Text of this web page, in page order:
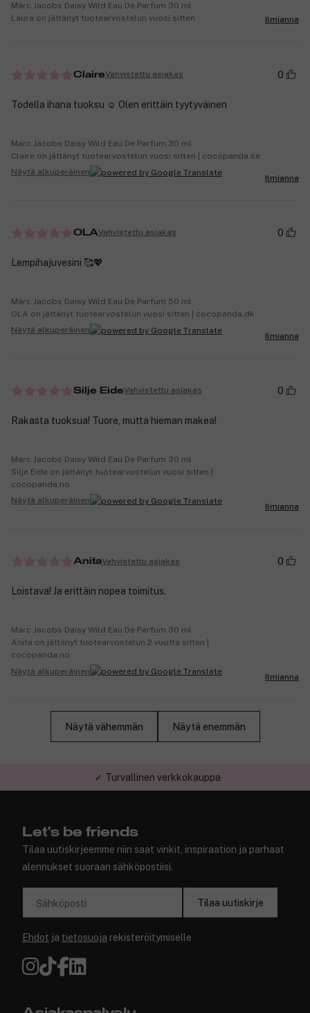
Marc Jacobs Daisy Wild Eau De Parfum 30 ml
Laura on jättänyt tuotearvostelun vuosi sitten
Ilmianna
ClaireVahvistettu asiakas 0
Todella ihana tuoksu ☺️ Olen erittäin tyytyväinen
Marc Jacobs Daisy Wild Eau De Parfum 30 ml
Claire on jättänyt tuotearvostelun vuosi sitten | cocopanda.se
Näytä alkuperäinen
Ilmianna
OLAVahvistettu asiakas 0
Lempihajuvesini 🥰💖
Marc Jacobs Daisy Wild Eau De Parfum 50 ml
OLA on jättänyt tuotearvostelun vuosi sitten | cocopanda.dk
Näytä alkuperäinen
Ilmianna
Silje EideVahvistettu asiakas 0
Rakasta tuoksua! Tuore, mutta hieman makea!
Marc Jacobs Daisy Wild Eau De Parfum 30 ml
Silje Eide on jättänyt tuotearvostelun vuosi sitten |
cocopanda.no
Näytä alkuperäinen
Ilmianna
AnitaVahvistettu asiakas 0
Loistava! Ja erittäin nopea toimitus.
Marc Jacobs Daisy Wild Eau De Parfum 30 ml
Anita on jättänyt tuotearvostelun 2 vuotta sitten |
cocopanda.no
Näytä alkuperäinen
Ilmianna
Näytä vähemmän Näytä enemmän
✓ Turvallinen verkkokauppa
Let's be friends
Tilaa uutiskirjeemme niin saat vinkit, inspiraation ja parhaat
alennukset suoraan sähköpostiisi.
Sähköposti Tilaa uutiskirje
Ehdot ja tietosuoja rekisteröitymiselle